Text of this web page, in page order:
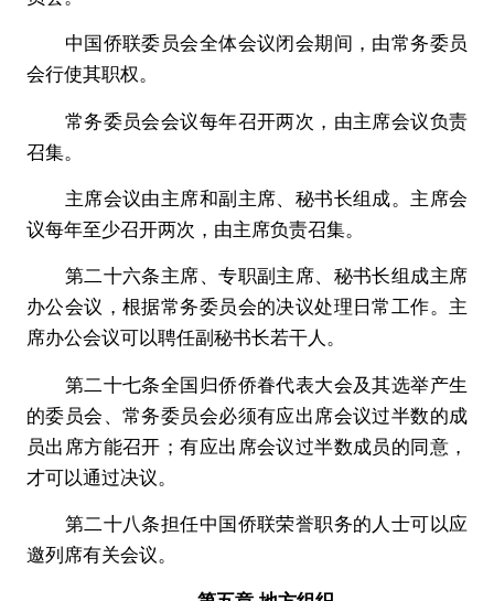
中国侨联委员会全体会议闭会期间，由常务委员
会行使其职权。
常务委员会会议每年召开两次，由主席会议负责
召集。
主席会议由主席和副主席、秘书长组成。主席会
议每年至少召开两次，由主席负责召集。
第二十六条主席、专职副主席、秘书长组成主席
办公会议，根据常务委员会的决议处理日常工作。主
席办公会议可以聘任副秘书长若干人。
第二十七条全国归侨侨眷代表大会及其选举产生
的委员会、常务委员会必须有应出席会议过半数的成
员出席方能召开；有应出席会议过半数成员的同意，
才可以通过决议。
第二十八条担任中国侨联荣誉职务的人士可以应
邀列席有关会议。